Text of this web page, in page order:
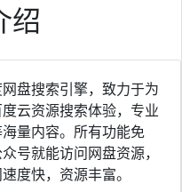
绍
盘搜索引擎，致力于为
云资源搜索体验，专业
量内容。所有功能免
号就能访问网盘资源，
度快，资源丰富。